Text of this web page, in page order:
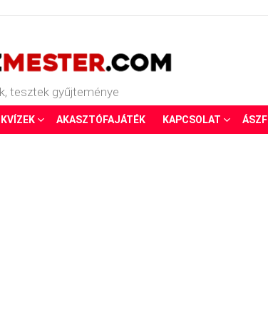
tesztek gyűjteménye
KVÍZEK AKASZTÓFAJÁTÉK KAPCSOLAT ÁSZF